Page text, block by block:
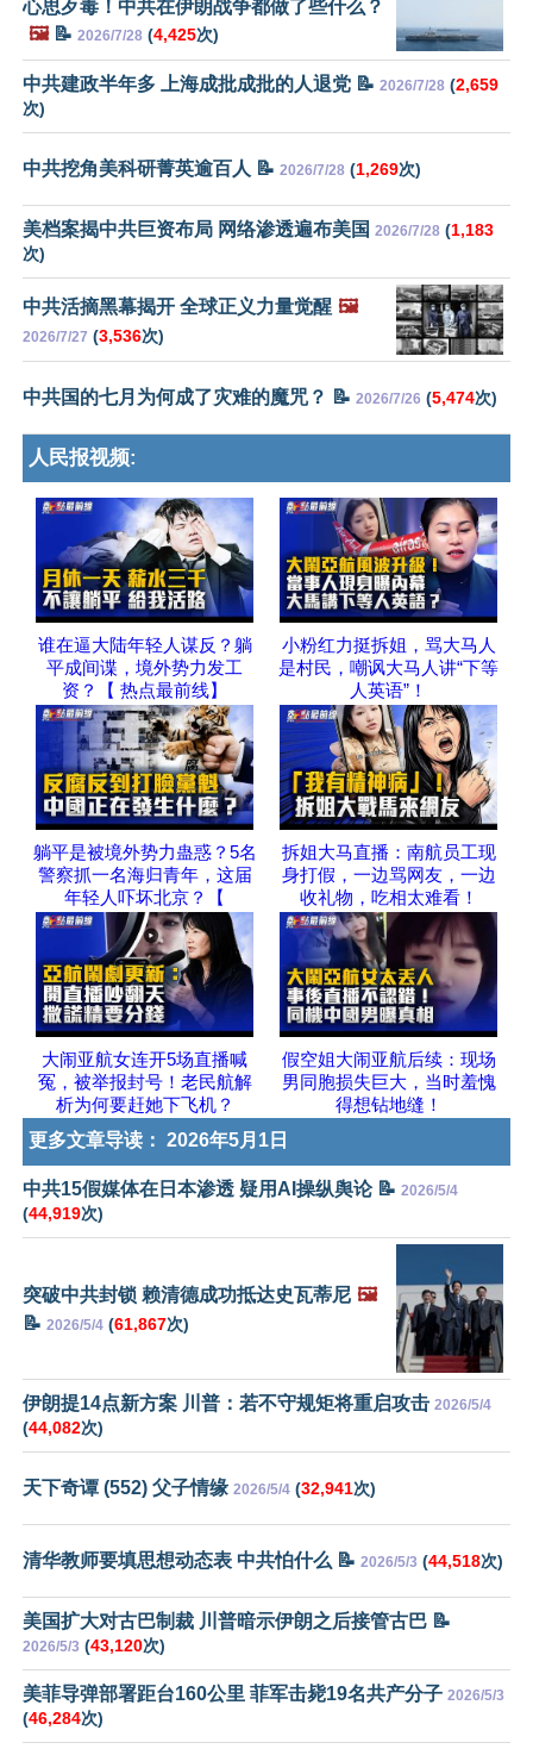
心思歹毒！中共在伊朗战争都做了些什么？
🖼️📝 2026/7/28 (4,425次)
中共建政半年多 上海成批成批的人退党 📝 2026/7/28 (2,659
次)
中共挖角美科研菁英逾百人 📝 2026/7/28 (1,269次)
美档案揭中共巨资布局 网络渗透遍布美国 2026/7/28 (1,183
次)
中共活摘黑幕揭开 全球正义力量觉醒 🖼️
2026/7/27 (3,536次)
中共国的七月为何成了灾难的魔咒？ 📝 2026/7/26 (5,474次)
人民报视频:
谁在逼大陆年轻人谋反？躺
平成间谍，境外势力发工
资？【 热点最前线】
小粉红力挺拆姐，骂大马人
是村民，嘲讽大马人讲“下等
人英语”！
躺平是被境外势力蛊惑？5名
警察抓一名海归青年，这届
年轻人吓坏北京？【
拆姐大马直播：南航员工现
身打假，一边骂网友，一边
收礼物，吃相太难看！
大闹亚航女连开5场直播喊
冤，被举报封号！老民航解
析为何要赶她下飞机？
假空姐大闹亚航后续：现场
男同胞损失巨大，当时羞愧
得想钻地缝！
更多文章导读： 2026年5月1日
中共15假媒体在日本渗透 疑用AI操纵舆论 📝 2026/5/4
(44,919次)
突破中共封锁 赖清德成功抵达史瓦蒂尼 🖼️
📝 2026/5/4 (61,867次)
伊朗提14点新方案 川普：若不守规矩将重启攻击 2026/5/4
(44,082次)
天下奇谭 (552) 父子情缘 2026/5/4 (32,941次)
清华教师要填思想动态表 中共怕什么 📝 2026/5/3 (44,518次)
美国扩大对古巴制裁 川普暗示伊朗之后接管古巴 📝
2026/5/3 (43,120次)
美菲导弹部署距台160公里 菲军击毙19名共产分子 2026/5/3
(46,284次)